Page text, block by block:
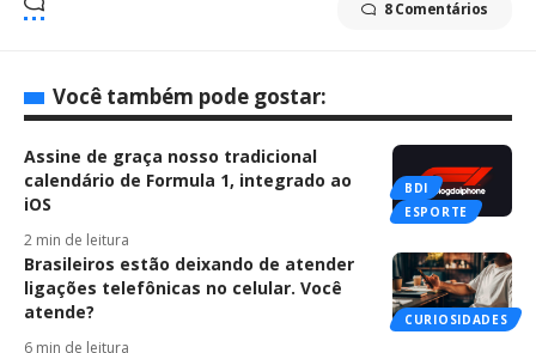
8 Comentários
Você também pode gostar:
BDI
ESPORTE
Assine de graça nosso tradicional
calendário de Formula 1, integrado ao
iOS
2 min de leitura
CURIOSIDADES
Brasileiros estão deixando de atender
ligações telefônicas no celular. Você
atende?
6 min de leitura